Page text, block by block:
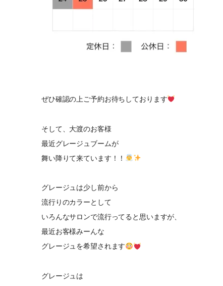
ぜひ確認の上ご予約お待ちしております
そして、大渡のお客様
最近グレージュブームが
舞い降りて来ています！！
グレージュは少し前から
流行りのカラーとして
いろんなサロンで流行ってると思いますが、
最近お客様みーんな
グレージュを希望されます
グレージュは